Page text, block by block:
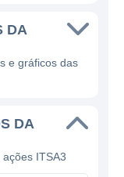
DA
e gráficos das
DA
ITSA3